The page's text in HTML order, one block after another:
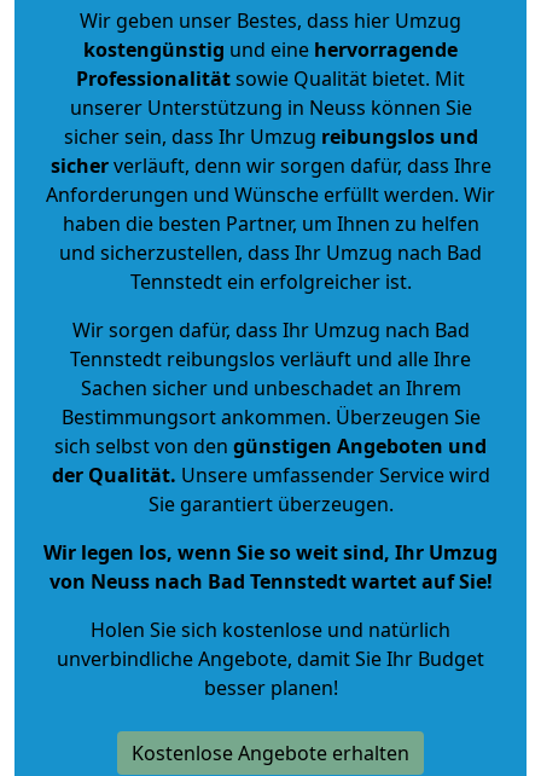
Wir geben unser Bestes, dass hier Umzug
kostengünstig und eine hervorragende
Professionalitätsowie Qualität bietet. Mit
unserer Unterstützung in Neuss können Sie
sicher sein, dass Ihr Umzug reibungslos und
sicherverläuft, denn wir sorgen dafür, dass Ihre
Anforderungen und Wünsche erfüllt werden. Wir
haben die besten Partner, um Ihnen zu helfen
und sicherzustellen, dass Ihr Umzug nach Bad
Tennstedt ein erfolgreicher ist.
Wir sorgen dafür, dass Ihr Umzug nach Bad
Tennstedt reibungslos verläuft und alle Ihre
Sachen sicher und unbeschadet an Ihrem
Bestimmungsort ankommen. Überzeugen Sie
sich selbst von den günstigen Angeboten und
der Qualität. Unsere umfassender Service wird
Sie garantiert überzeugen.
Wir legen los, wenn Sie so weit sind, Ihr Umzug
von Neuss nach Bad Tennstedt wartet auf Sie!
Holen Sie sich kostenlose und natürlich
unverbindliche Angebote, damit Sie Ihr Budget
besser planen!
Kostenlose Angebote erhalten